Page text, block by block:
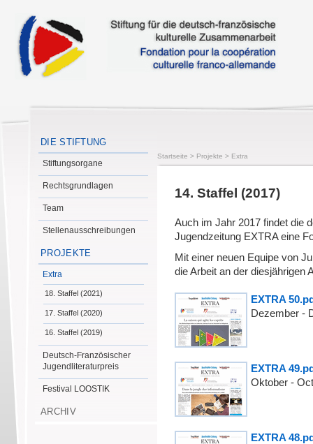
DIE STIFTUNG
Stiftungsorgane
Rechtsgrundlagen
Team
Stellenausschreibungen
PROJEKTE
Extra
18. Staffel (2021)
17. Staffel (2020)
16. Staffel (2019)
Deutsch-Französischer
Jugendliteraturpreis
Festival LOOSTIK
ARCHIV
Startseite > Projekte > Extra
14. Staffel (2017)
Auch im Jahr 2017 findet die
Jugendzeitung EXTRA eine
Mit einer neuen Equipe von
die Arbeit an der diesjährigen
EXTRA
Dezember -
EXTRA
Oktober -
EXTRA